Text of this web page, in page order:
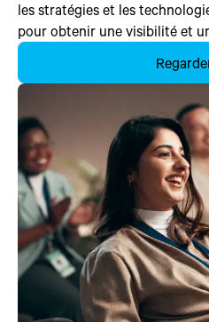
les stratégies et les
pour obtenir une visibilité et